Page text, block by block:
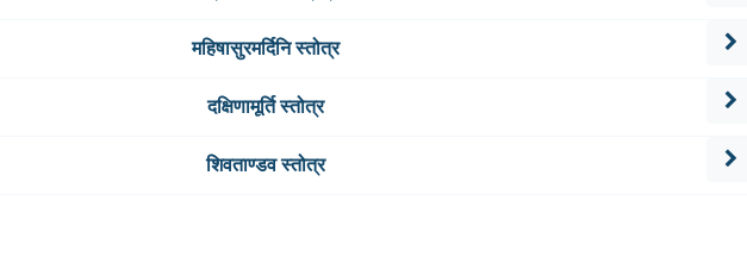
महिषासुरमर्दिनि स्तोत्र
दक्षिणामूर्ति स्तोत्र
शिवताण्डव स्तोत्र